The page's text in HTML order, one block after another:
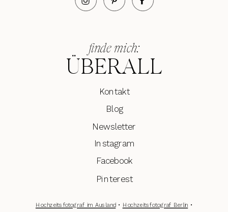
Kontakt
Blog
Newsletter
Instagram
ÜBERALL
finde mich:
Hochzeitsfotograf im Ausland• Hochzeitsfotograf Berlin •
Facebook
Pinterest